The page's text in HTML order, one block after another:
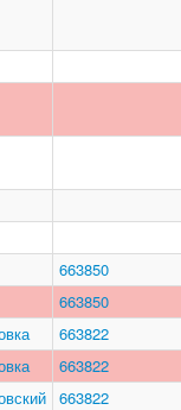
663850
663850
663822
663822
663822